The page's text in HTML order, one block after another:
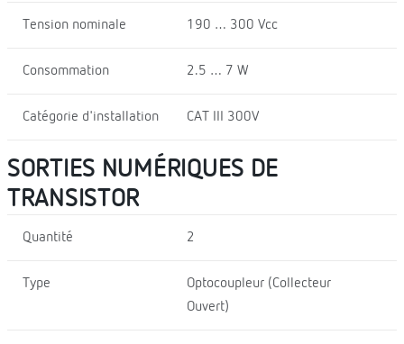
Tension nominale 190 … 300 Vcc
Consommation 2.5 … 7 W
Catégorie d'installation CAT III 300V
SORTIES NUMÉRIQUES DE
TRANSISTOR
Quantité 2
Type
Optocoupleur (Collecteur
Ouvert)